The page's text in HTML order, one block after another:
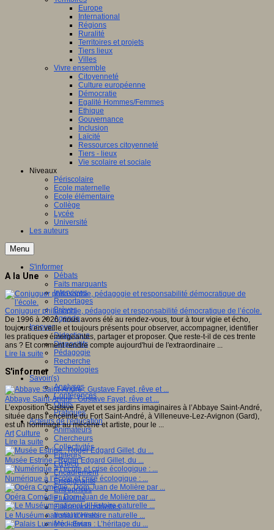
Europe
International
Régions
Ruralité
Territoires et projets
Tiers lieux
Villes
Vivre ensemble
Citoyenneté
Culture européenne
Démocratie
Egalité Hommes/Femmes
Ethique
Gouvernance
Inclusion
Laïcité
Ressources citoyenneté
Tiers - lieux
Vie scolaire et sociale
Niveaux
Périscolaire
Ecole maternelle
Ecole élémentaire
Collège
Lycée
Université
Les auteurs
Menu
S'informer
Débats
Faits marquants
Interviews
Reportages
Brèves
Agenda
Innover
Didactique
Dispositifs
Pédagogie
Recherche
Technologies
Savoir(s)
Analyses
Conférences
Outils
Pratiques
Acteurs de l'éducation
Animateurs
Chercheurs
Collectivités
Editeurs
EdTech
Encadrement
Enseignants
Entreprises
Etudiants
Filières industrielles
Institutionnels
Médiateurs
A la Une
Conjuguer philosophie, pédagogie et responsabilité démocratique de l’école.
De 1996 à 2026, nous avons été au rendez-vous, tour à tour vigie et écho,
toujours en veille et toujours présents pour observer, accompagner, identifier
les pratiques émergeantes, partager et proposer. Que reste-t-il de ces trente
ans ? Et comment rendre compte aujourd'hui de l'extraordinaire ...
Lire la suite
S'informer
Abbaye Saint-André : Gustave Fayet, rêve et ...
L’exposition Gustave Fayet et ses jardins imaginaires à l’Abbaye Saint-André,
située dans l’enceinte du Fort Saint-André, à Villeneuve-Lez-Avignon (Gard),
est un hommage au mécène et artiste, pour le ...
Art Culture
Lire la suite
Musée Estrine : Roger Edgard Gillet, du ...
Numérique à l’école et crise écologique : ...
Opéra Comédie : Dom Juan de Molière par ...
Le Muséum national d’Histoire naturelle ...